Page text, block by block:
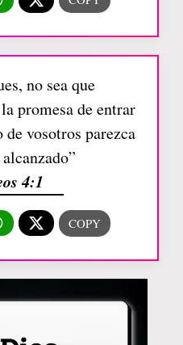
no sea que
promesa de entrar
de vosotros parezca
4:1